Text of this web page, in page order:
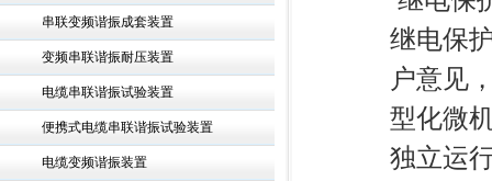
继电保
户意见
型化微
独立运
串联变频谐振成套装置
变频串联谐振耐压装置
电缆串联谐振试验装置
便携式电缆串联谐振试验装置
电缆变频谐振装置